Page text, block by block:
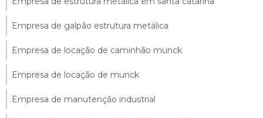
Empresa de galpão estrutura metálica
Empresa de locação de caminhão munck
Empresa de locação de munck
Empresa de manutenção industrial